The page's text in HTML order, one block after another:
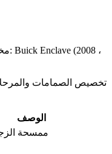
تخصيص الصمامات
الوصف
ممسحة